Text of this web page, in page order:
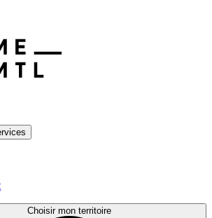
Choisir mon territoire